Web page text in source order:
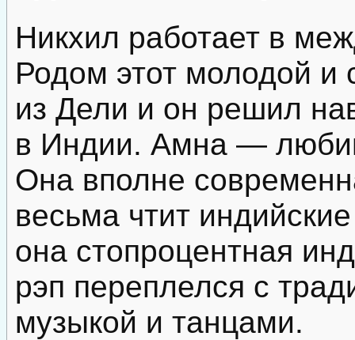
Никхил работает в
Родом этот молодой
из Дели и он решил
в Индии. Амна —
Она вполне
весьма чтит
она стопроцентная
рэп переплелся с
музыкой и танцами.